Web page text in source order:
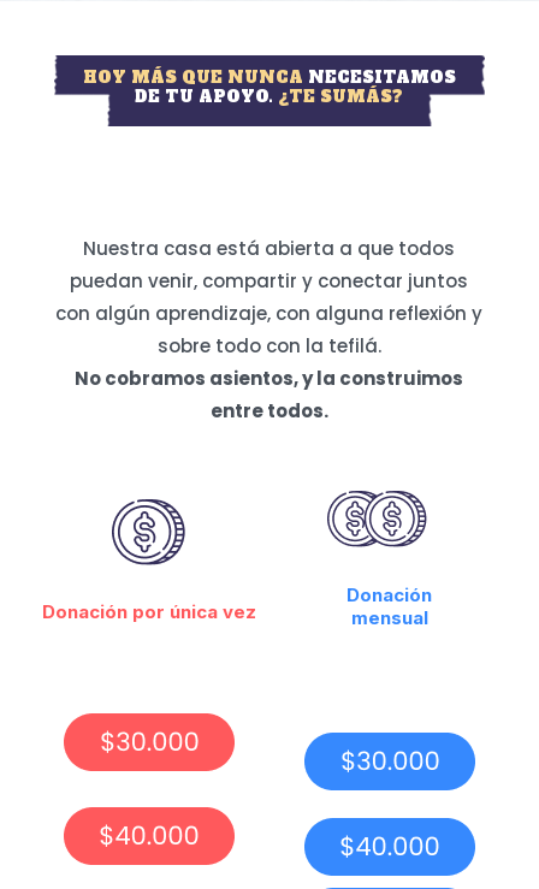
HOY MÁS QUE NUNCA NECESITAMOS
DE TU APOYO. ¿TE SUMÁS?
Nuestra casa está abierta a que todos
puedan venir, compartir y conectar juntos
con algún aprendizaje, con alguna reflexión y
sobre todo con la tefilá.
No cobramos asientos, y la construimos
entre todos.
Donación por única vez
Donación
mensual